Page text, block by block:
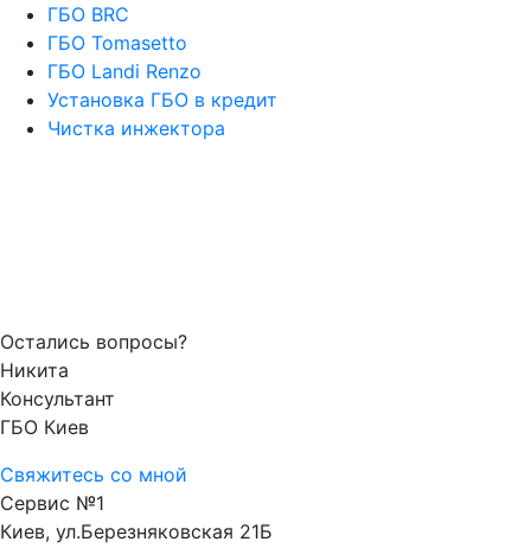
ГБО BRC
ГБО Tomasetto
ГБО Landi Renzo
Установка ГБО в кредит
Чистка инжектора
Остались вопросы?
Никита
Консультант
ГБО Киев
Свяжитесь со мной
Сервис №1
Киев, ул.Березняковская 21Б